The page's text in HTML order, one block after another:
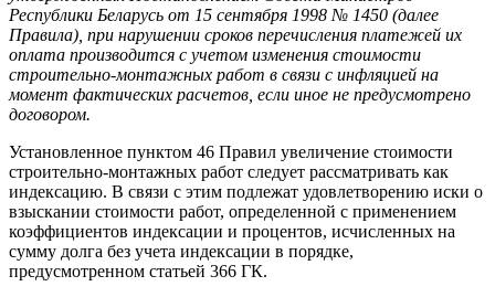
Республики Беларусь от 15 сентября 1998 № 1450 (далее
Правила), при нарушении сроков перечисления платежей их
оплата производится с учетом изменения стоимости
строительно-монтажных работ в связи с инфляцией на
момент фактических расчетов, если иное не предусмотрено
договором.
Установленное пунктом 46 Правил увеличение стоимости
строительно-монтажных работ следует рассматривать как
индексацию. В связи с этим подлежат удовлетворению иски о
взыскании стоимости работ, определенной с применением
коэффициентов индексации и процентов, исчисленных на
сумму долга без учета индексации в порядке,
предусмотренном статьей 366 ГК.